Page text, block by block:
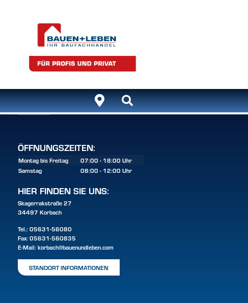
ÖFFNUNGSZEITEN:
Montag bis Freitag
07:00 - 18:00 Uhr
Samstag
08:00 - 12:00 Uhr
HIER FINDEN SIE UNS:
Skagerrakstraße 27
34497 Korbach
Tel.: 05631-56080
Fax: 05631-560835
E-Mail: korbach@bauenundleben.com
STANDORT INFORMATIONEN